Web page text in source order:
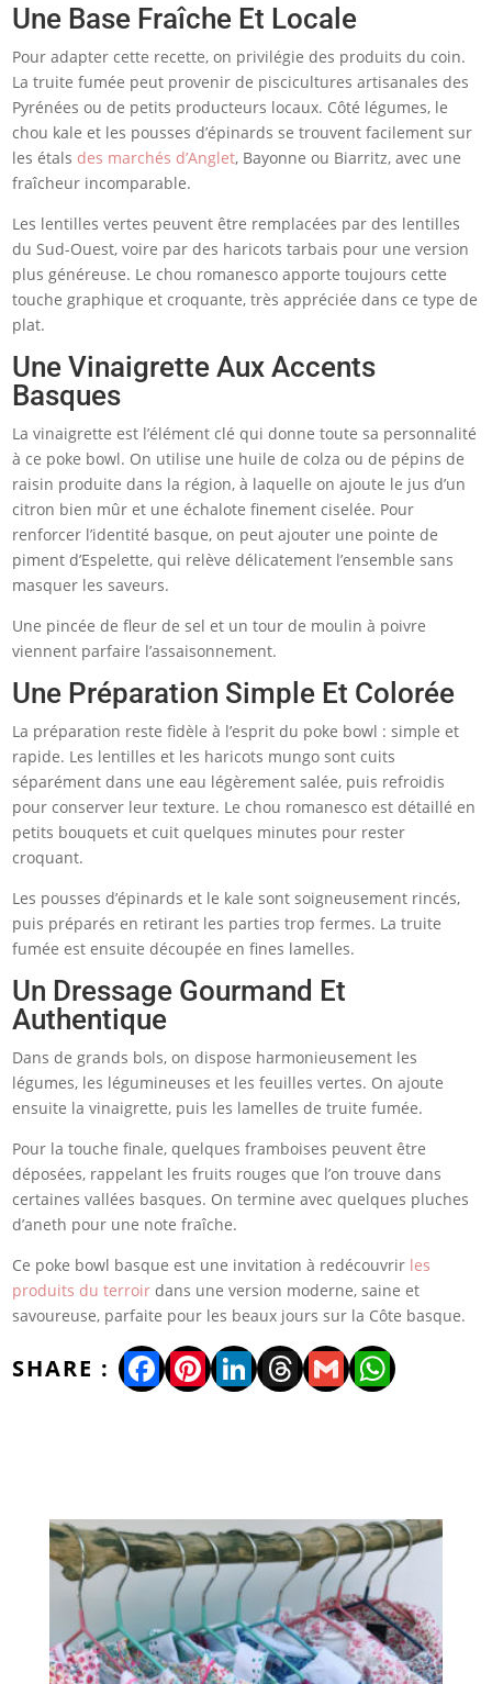
Une Base Fraîche Et Locale
Pour adapter cette recette, on privilégie des produits du coin.
La truite fumée peut provenir de piscicultures artisanales des
Pyrénées ou de petits producteurs locaux. Côté légumes, le
chou kale et les pousses d’épinards se trouvent facilement sur
les étals des marchés d’Anglet, Bayonne ou Biarritz, avec une
fraîcheur incomparable.
Les lentilles vertes peuvent être remplacées par des lentilles
du Sud-Ouest, voire par des haricots tarbais pour une version
plus généreuse. Le chou romanesco apporte toujours cette
touche graphique et croquante, très appréciée dans ce type de
plat.
Une Vinaigrette Aux Accents
Basques
La vinaigrette est l’élément clé qui donne toute sa personnalité
à ce poke bowl. On utilise une huile de colza ou de pépins de
raisin produite dans la région, à laquelle on ajoute le jus d’un
citron bien mûr et une échalote finement ciselée. Pour
renforcer l’identité basque, on peut ajouter une pointe de
piment d’Espelette, qui relève délicatement l’ensemble sans
masquer les saveurs.
Une pincée de fleur de sel et un tour de moulin à poivre
viennent parfaire l’assaisonnement.
Une Préparation Simple Et Colorée
La préparation reste fidèle à l’esprit du poke bowl : simple et
rapide. Les lentilles et les haricots mungo sont cuits
séparément dans une eau légèrement salée, puis refroidis
pour conserver leur texture. Le chou romanesco est détaillé en
petits bouquets et cuit quelques minutes pour rester
croquant.
Les pousses d’épinards et le kale sont soigneusement rincés,
puis préparés en retirant les parties trop fermes. La truite
fumée est ensuite découpée en fines lamelles.
Un Dressage Gourmand Et
Authentique
Dans de grands bols, on dispose harmonieusement les
légumes, les légumineuses et les feuilles vertes. On ajoute
ensuite la vinaigrette, puis les lamelles de truite fumée.
Pour la touche finale, quelques framboises peuvent être
déposées, rappelant les fruits rouges que l’on trouve dans
certaines vallées basques. On termine avec quelques pluches
d’aneth pour une note fraîche.
Ce poke bowl basque est une invitation à redécouvrir les
produits du terroir dans une version moderne, saine et
savoureuse, parfaite pour les beaux jours sur la Côte basque.
Facebook
Pinterest
LinkedIn
Threads
Gmail